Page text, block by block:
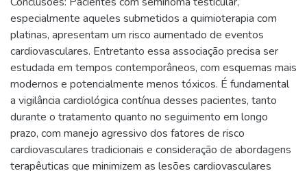
especialmente aqueles submetidos a quimioterapia com
platinas, apresentam um risco aumentado de eventos
cardiovasculares. Entretanto essa associação precisa ser
estudada em tempos contemporâneos, com esquemas mais
modernos e potencialmente menos tóxicos. É fundamental
a vigilância cardiológica contínua desses pacientes, tanto
durante o tratamento quanto no seguimento em longo
prazo, com manejo agressivo dos fatores de risco
cardiovasculares tradicionais e consideração de abordagens
terapêuticas que minimizem as lesões cardiovasculares